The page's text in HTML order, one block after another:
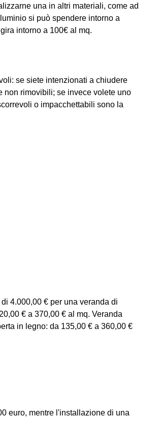
una in altri materiali, come ad
si può spendere intorno a
intorno a 100€ al mq.
se siete intenzionati a chiudere
non rimovibili; se invece volete uno
o impacchettabili sono la
4.000,00 € per una veranda di
€ a 370,00 € al mq. Veranda
in legno: da 135,00 € a 360,00 €
euro, mentre l'installazione di una